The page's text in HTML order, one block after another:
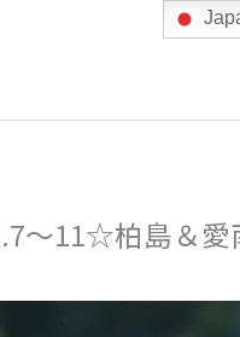
～11☆柏島＆